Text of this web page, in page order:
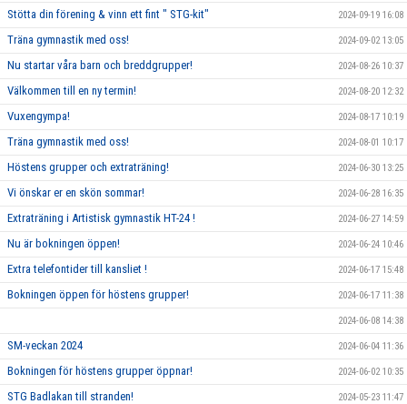
Stötta din förening & vinn ett fint " STG-kit" 2024-09-19 16:08
Träna gymnastik med oss! 2024-09-02 13:05
Nu startar våra barn och breddgrupper! 2024-08-26 10:37
Välkommen till en ny termin! 2024-08-20 12:32
Vuxengympa! 2024-08-17 10:19
Träna gymnastik med oss! 2024-08-01 10:17
Höstens grupper och extraträning! 2024-06-30 13:25
Vi önskar er en skön sommar! 2024-06-28 16:35
Extraträning i Artistisk gymnastik HT-24 ! 2024-06-27 14:59
Nu är bokningen öppen! 2024-06-24 10:46
Extra telefontider till kansliet ! 2024-06-17 15:48
Bokningen öppen för höstens grupper! 2024-06-17 11:38
2024-06-08 14:38
SM-veckan 2024 2024-06-04 11:36
Bokningen för höstens grupper öppnar! 2024-06-02 10:35
STG Badlakan till stranden! 2024-05-23 11:47